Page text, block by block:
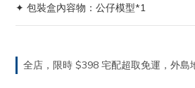
✦ 包裝盒內容物：公仔模型*1
全店，限時 $398 宅配超取免運，外島